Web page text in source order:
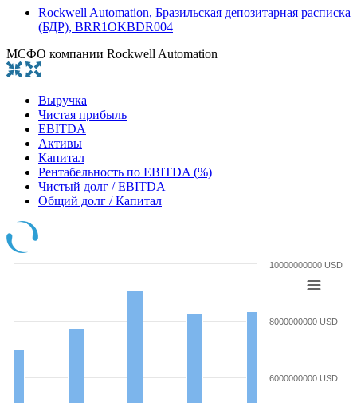
Rockwell Automation, Бразильская депозитарная расписка
(БДР), BRR1OKBDR004
МСФО компании Rockwell Automation
Выручка
Чистая прибыль
EBITDA
Активы
Капитал
Рентабельность по EBITDA (%)
Чистый долг / EBITDA
Общий долг / Капитал
6000000000 USD
8000000000 USD
10000000000 USD